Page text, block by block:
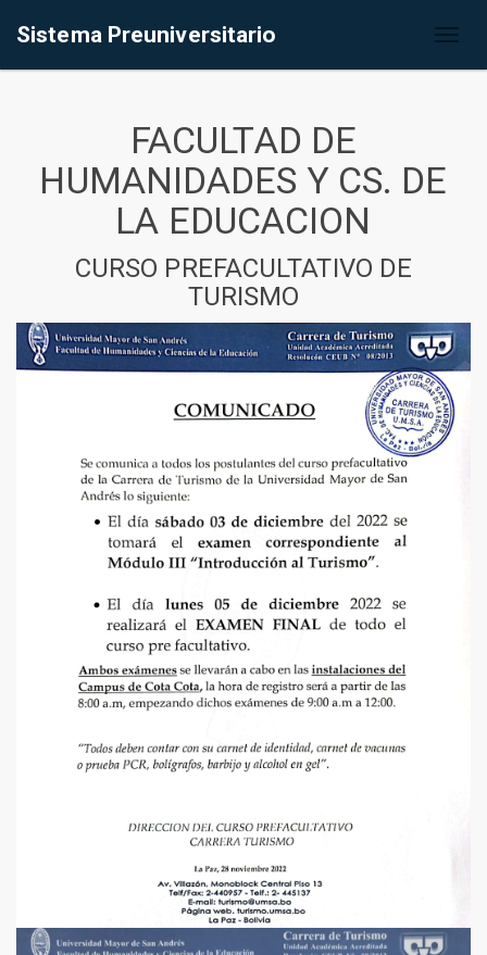
Sistema Preuniversitario
FACULTAD DE
HUMANIDADES Y CS. DE
LA EDUCACION
CURSO PREFACULTATIVO DE
TURISMO